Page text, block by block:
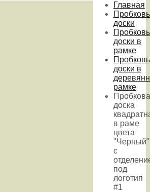
Главная
доски
доски в
рамке
доски в
рамке
доска
в раме
цвета
с
под
логотип
#1